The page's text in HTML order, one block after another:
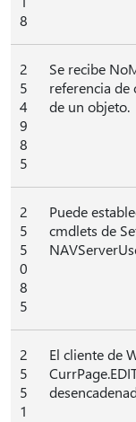
8
2
5
4
9
8
5
Se recibe
referencia de
de un objeto.
2
5
5
0
8
5
Puede
cmdlets de
2
5
5
1
El cliente de